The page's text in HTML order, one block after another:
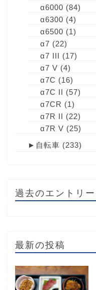
α6000 (84)
α6300 (4)
α6500 (1)
α7 (22)
α7 III (17)
α7 V (4)
α7C (16)
α7C II (57)
α7CR (1)
α7R II (22)
α7R V (25)
► 自転車 (233)
過去のエントリー
最新の投稿